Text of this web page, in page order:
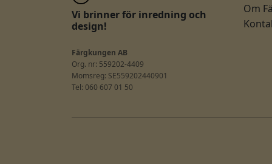
Vi brinner för inredning och
design!
Färgkungen AB
Org. nr: 559202-4409
Momsreg: SE559202440901
Tel: 060 607 01 50
Om